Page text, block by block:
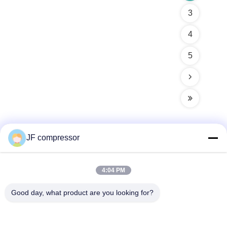
3
4
5
No 99 rue Shengzhou, district de Huishan, ville de Wuxi,
JF compressor
4:04 PM
Good day, what product are you looking for?